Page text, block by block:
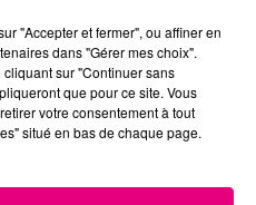
Poissons
"Accepter et fermer", ou affiner en
dans "Gérer mes choix".
sur "Continuer sans
que pour ce site. Vous
votre consentement à tout
situé en bas de chaque page.